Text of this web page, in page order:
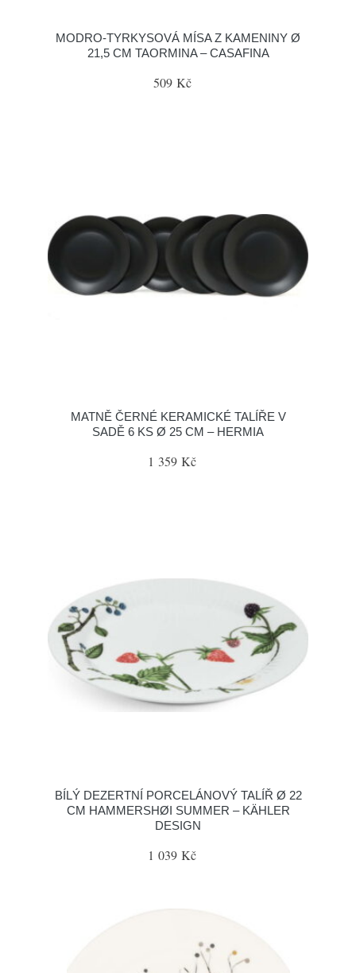
MODRO-TYRKYSOVÁ MÍSA Z KAMENINY Ø
21,5 CM TAORMINA – CASAFINA
509 Kč
MATNĚ ČERNÉ KERAMICKÉ TALÍŘE V
SADĚ 6 KS Ø 25 CM – HERMIA
1 359 Kč
BÍLÝ DEZERTNÍ PORCELÁNOVÝ TALÍŘ Ø 22
CM HAMMERSHØI SUMMER – KÄHLER
DESIGN
1 039 Kč